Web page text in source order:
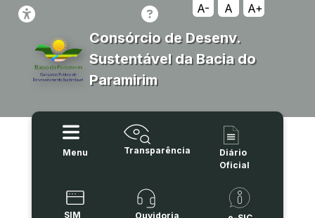
A- A A+
Consórcio de Desenv.
Sustentável da Bacia do
Paramirim
Menu Transparência
Diário
Oficial
SIM Ouvidoria